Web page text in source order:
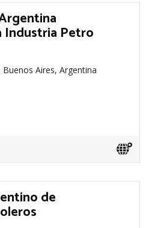
Industria Petro
Buenos Aires, Argentina
de